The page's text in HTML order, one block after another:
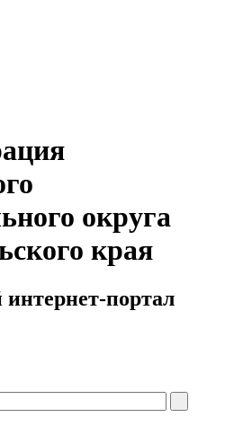
округа
края
портал